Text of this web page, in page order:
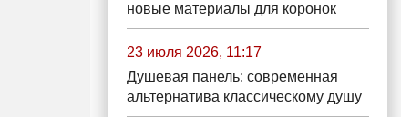
новые материалы для коронок
23 июля 2026, 11:17
Душевая панель: современная
альтернатива классическому душу